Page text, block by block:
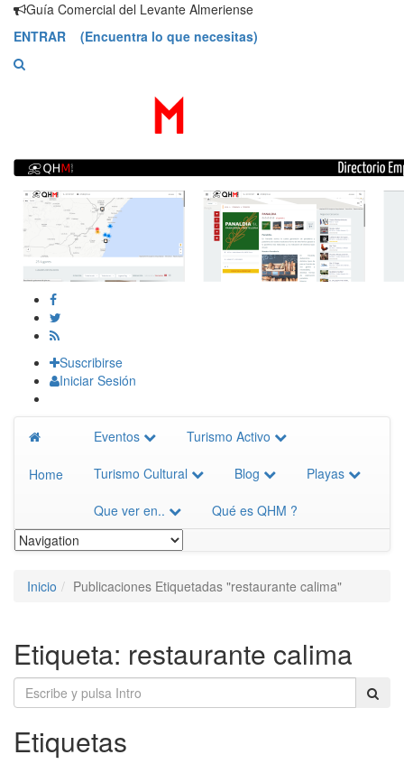
SaltarGuía Comercial del Levante Almeriense
ENTRAR (Encuentra lo que necesitas)
Suscribirse
Iniciar Sesión
Home
Eventos Turismo Activo
Turismo Cultural Blog Playas
Que ver en.. Qué es QHM ?
Inicio Publicaciones Etiquetadas "restaurante calima"
Etiqueta: restaurante calima
Etiquetas